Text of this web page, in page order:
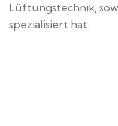
Lüftungstechnik,
spezialisiert hat.